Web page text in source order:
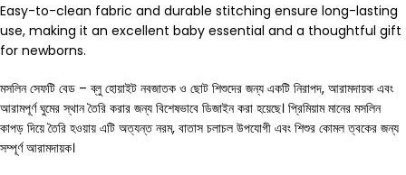
Easy-to-clean fabric and durable stitching ensure long-lasting
use, making it an excellent baby essential and a thoughtful gift
for newborns.
মসলিন সেফটি বেড – ব্লু হোয়াইট নবজাতক ও ছোট শিশুদের জন্য একটি নিরাপদ, আরামদায়ক এবং
আরামপূর্ণ ঘুমের স্থান তৈরি করার জন্য বিশেষভাবে ডিজাইন করা হয়েছে। প্রিমিয়াম মানের মসলিন
কাপড় দিয়ে তৈরি হওয়ায় এটি অত্যন্ত নরম, বাতাস চলাচল উপযোগী এবং শিশুর কোমল ত্বকের জন্য
সম্পূর্ণ আরামদায়ক।